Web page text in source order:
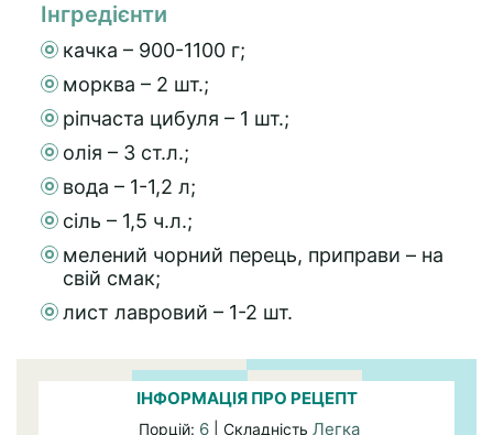
Інгредієнти
качка – 900-1100 г;
морква – 2 шт.;
ріпчаста цибуля – 1 шт.;
олія – 3 ст.л.;
вода – 1-1,2 л;
сіль – 1,5 ч.л.;
мелений чорний перець, приправи – на
свій смак;
лист лавровий – 1-2 шт.
ІНФОРМАЦІЯ ПРО РЕЦЕПТ
Порцій: 6 | Складність Легка